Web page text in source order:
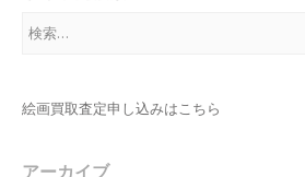
索:
絵画買取査定申し込みはこちら
アーカイブ